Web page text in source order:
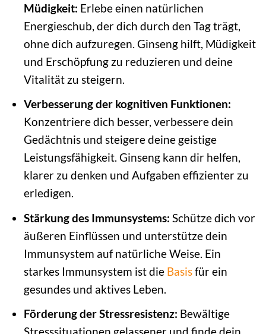
Müdigkeit: Erlebe einen natürlichen
Energieschub, der dich durch den Tag trägt,
ohne dich aufzuregen. Ginseng hilft, Müdigkeit
und Erschöpfung zu reduzieren und deine
Vitalität zu steigern.
Verbesserung der kognitiven Funktionen:
Konzentriere dich besser, verbessere dein
Gedächtnis und steigere deine geistige
Leistungsfähigkeit. Ginseng kann dir helfen,
klarer zu denken und Aufgaben effizienter zu
erledigen.
Stärkung des Immunsystems: Schütze dich vor
äußeren Einflüssen und unterstütze dein
Immunsystem auf natürliche Weise. Ein
starkes Immunsystem ist die Basisfür ein
gesundes und aktives Leben.
Förderung der Stressresistenz: Bewältige